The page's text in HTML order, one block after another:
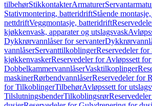
tilbehørStikkontakterArmaturer
Stativmontering, batteridriftStående
nettdriftVeggmontasje, batteridrift
kjøkkenvask, apparater og utslagsvask
Dykkrørvannlåser for servanter
vannlåserServanttilkoblingerReservedeler
kjøkkenvaskerReservedeler for Avløpssett
DobbelkammervannlåserVasktilkoplinger
maskinerRørbendvannlåserReservedeler for
for TilkoblingerTilbehørAvløpssett for
TilslutningsbenderTilkoblingsrør